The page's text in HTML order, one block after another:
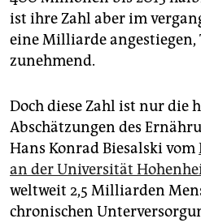
epaper login
ist ihre Zahl aber im
eine Milliarde angestiegen,
zunehmend.
Doch diese Zahl ist nur die
Abschätzungen des
Hans Konrad Biesalski vom
an der Universität
weltweit 2,5 Milliarden
chronischen